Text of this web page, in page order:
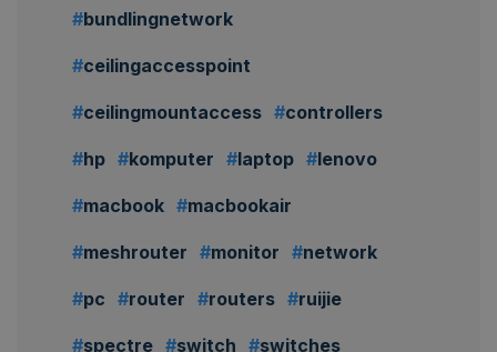
bundlingnetwork
ceilingaccesspoint
ceilingmountaccess controllers
hp komputer laptop lenovo
macbook macbookair
meshrouter monitor network
pc router routers ruijie
spectre switch switches